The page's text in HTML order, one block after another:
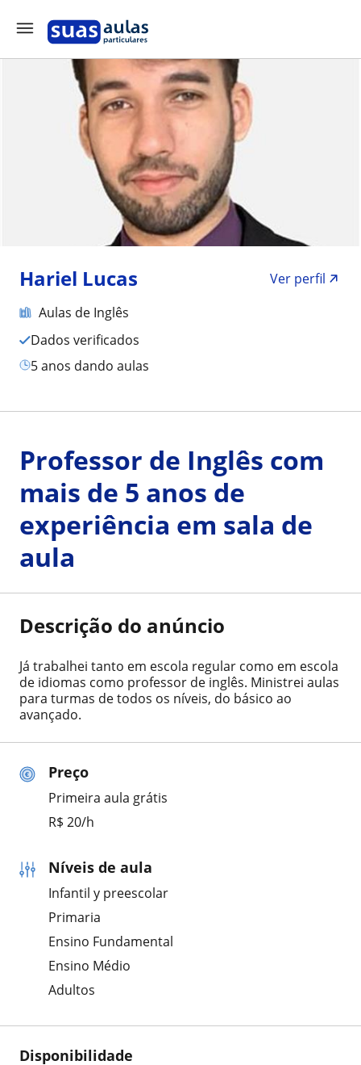
Hariel Lucas
Ver perfil
Aulas de Inglês
Dados verificados
5 anos dando aulas
Preço
Primeira aula grátis
R$ 20/h
Níveis de aula
Infantil y preescolar
Primaria
Ensino Fundamental
Ensino Médio
Adultos
Disponibilidade
Professor de Inglês com
mais de 5 anos de
experiência em sala de
aula
Descrição do anúncio
Já trabalhei tanto em escola regular como em escola
de idiomas como professor de inglês. Ministrei aulas
para turmas de todos os níveis, do básico ao
avançado.